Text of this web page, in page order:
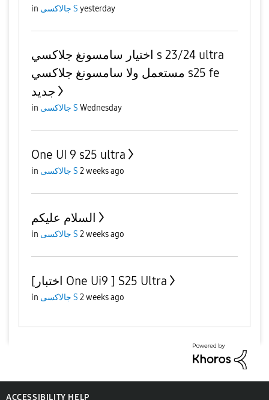
in جالاكسى S yesterday
اختيار سامسونغ جلاكسي s 23/24 ultra
مستعمل ولا سامسونغ جلاكسي s25 fe
جديد
in جالاكسى S Wednesday
One UI 9 s25 ultra
in جالاكسى S 2 weeks ago
السلام عليكم
in جالاكسى S 2 weeks ago
[اختبار One Ui9 ] S25 Ultra
in جالاكسى S 2 weeks ago
ACCESSIBILITY HELP